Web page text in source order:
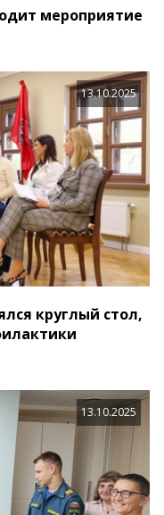
мероприятие
13.10.2025
круглый стол,
13.10.2025